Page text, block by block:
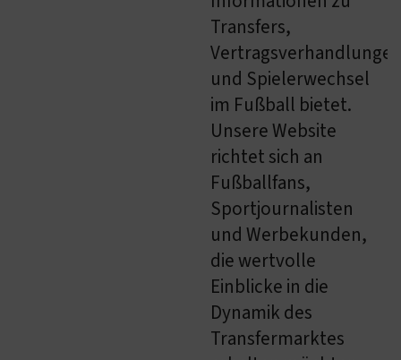
Transfers,
und Spielerwechsel
im Fußball bietet.
Unsere Website
richtet sich an
Fußballfans,
Sportjournalisten
und Werbekunden,
die wertvolle
Einblicke in die
Dynamik des
Transfermarktes